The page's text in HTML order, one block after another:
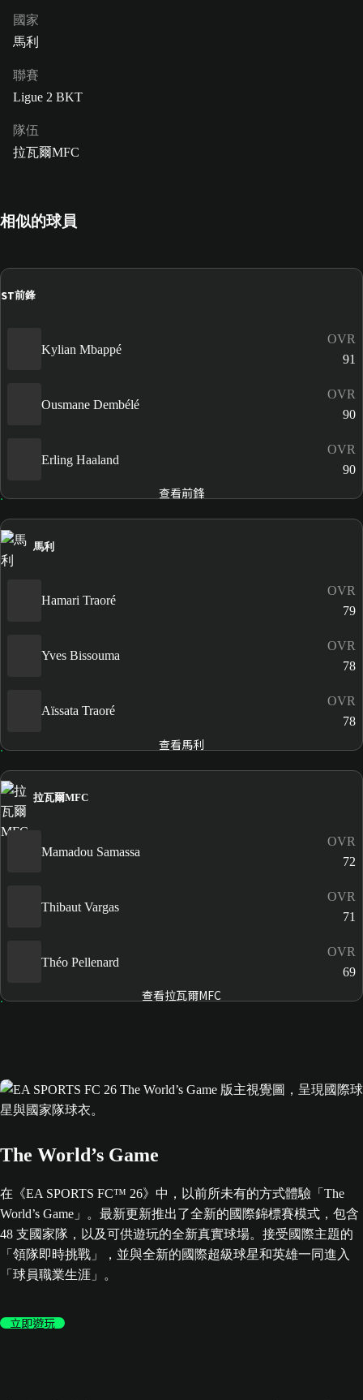
國家
馬利
聯賽
Ligue 2 BKT
隊伍
拉瓦爾MFC
相似的球員
ST前鋒
Kylian Mbappé
OVR
91
Ousmane Dembélé
OVR
90
Erling Haaland
OVR
90
查看前鋒
馬利
Hamari Traoré
OVR
79
Yves Bissouma
OVR
78
Aïssata Traoré
OVR
78
查看馬利
拉瓦爾MFC
Mamadou Samassa
OVR
72
Thibaut Vargas
OVR
71
Théo Pellenard
OVR
69
查看拉瓦爾MFC
The World’s Game
在《EA SPORTS FC™ 26》中，以前所未有的方式體驗「The
World’s Game」。最新更新推出了全新的國際錦標賽模式，包含
48 支國家隊，以及可供遊玩的全新真實球場。接受國際主題的
「領隊即時挑戰」，並與全新的國際超級球星和英雄一同進入
「球員職業生涯」。
立即遊玩